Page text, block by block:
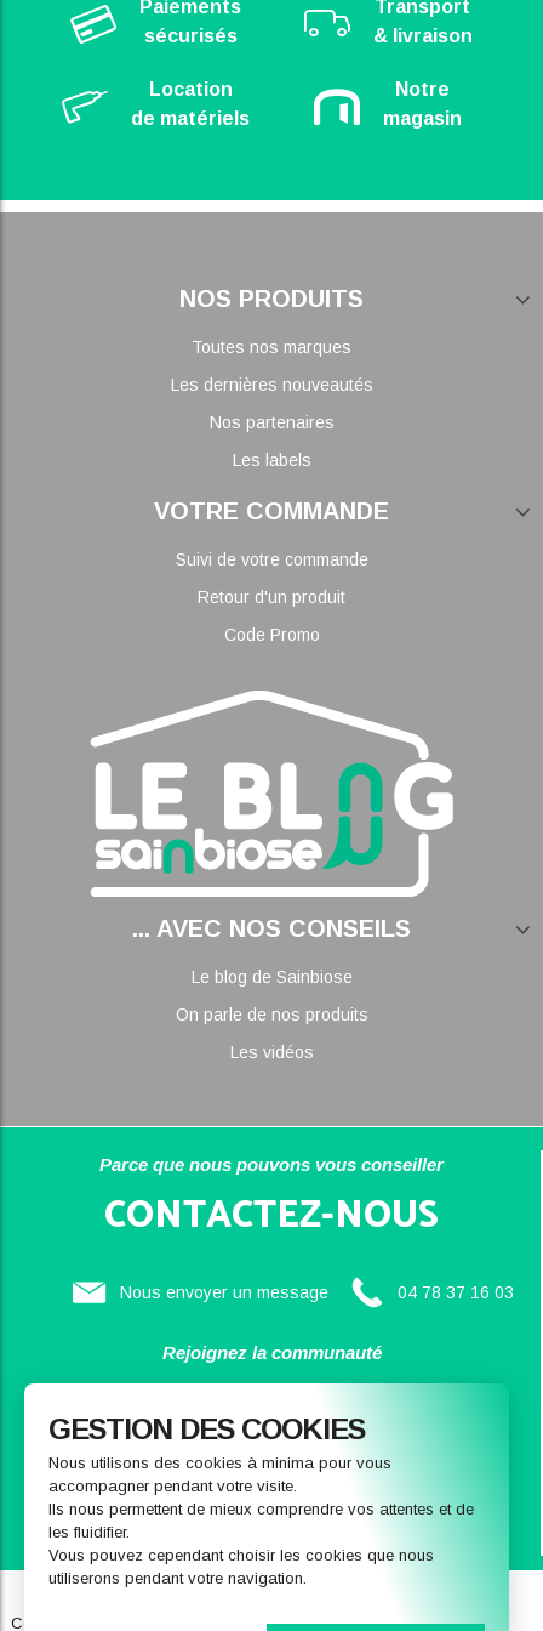
Paiements
sécurisés
Transport
& livraison
Location
de matériels
Notre
magasin
NOS PRODUITS
Toutes nos marques
Les dernières nouveautés
Nos partenaires
Les labels
VOTRE COMMANDE
Suivi de votre commande
Retour d'un produit
Code Promo
... AVEC NOS CONSEILS
Le blog de Sainbiose
On parle de nos produits
Les vidéos
Parce que nous pouvons vous conseiller
CONTACTEZ-NOUS
Nous envoyer un message 04 78 37 16 03
Rejoignez la communauté
SAINBIOSE
Conditions générales de ventes
FAQ
GESTION DES COOKIES
Nous utilisons des cookies à minima pour vous
accompagner pendant votre visite.
Ils nous permettent de mieux comprendre vos attentes et de
les fluidifier.
Vous pouvez cependant choisir les cookies que nous
utiliserons pendant votre navigation.